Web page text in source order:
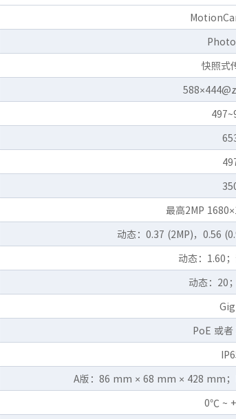
快照式
最高2MP
动态：0.37 (2MP)，0.56
动态：1.60
动态：20
PoE 或者
A版：86 mm × 68 mm × 428 mm
0℃ ~